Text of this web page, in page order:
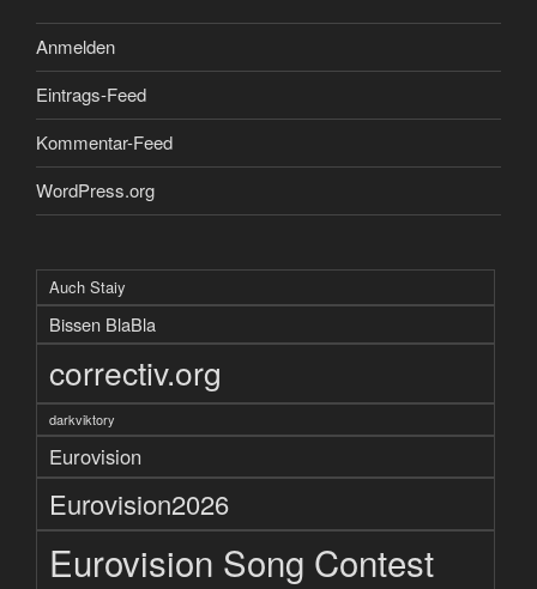
Anmelden
Eintrags-Feed
Kommentar-Feed
WordPress.org
Auch Staiy
Bissen BlaBla
correctiv.org
darkviktory
Eurovision
Eurovision2026
Eurovision Song Contest